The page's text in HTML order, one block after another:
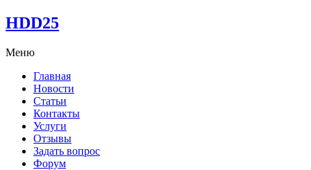
HDD25
Меню
Главная
Новости
Статьи
Контакты
Услуги
Отзывы
Задать вопрос
Форум